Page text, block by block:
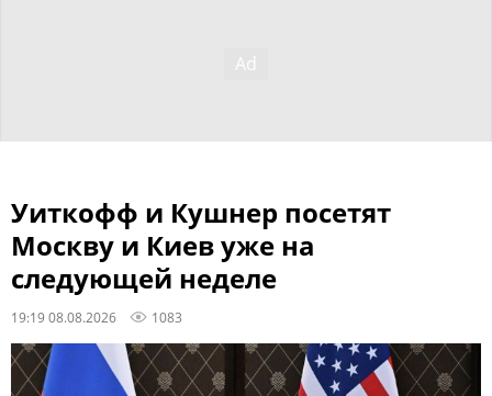
Уиткофф и Кушнер посетят
Москву и Киев уже на
следующей неделе
19:19 08.08.2026 1083